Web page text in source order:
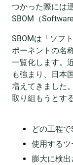
つかった際には
SBOM（
SBOMは「ソフ
ポーネントの名
一覧化します。
も強まり、日本
増えてきました
取り組もうとする
どの工程
使用する
膨大に検